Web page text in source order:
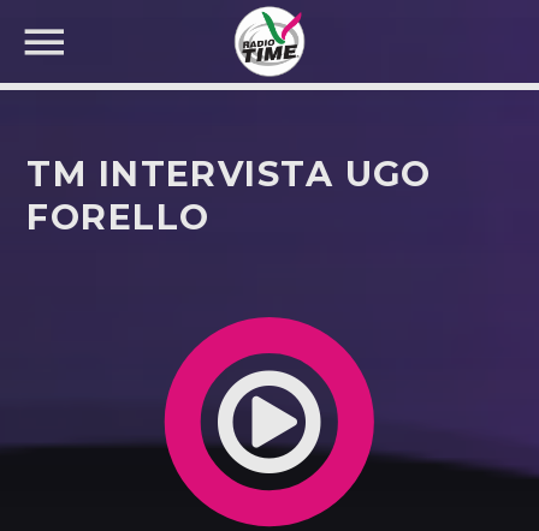
TM INTERVISTA UGO
FORELLO